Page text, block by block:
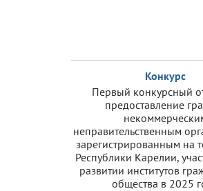
Конкурс
Первый конкурсный
предоставление
неправительственным
зарегистрированным на
Республики Карелии,
развитии институтов
общества в 2025